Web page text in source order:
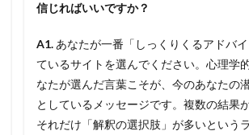
信じればいいですか？
A1.あなたが一番「しっくりくるアドバ
ているサイトを選んでください。心理学
なたが選んだ言葉こそが、今のあなたの
としているメッセージです。複数の結果
それだけ「解釈の選択肢」が多いという